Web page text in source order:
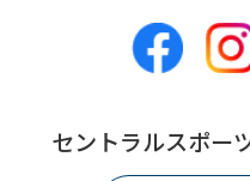
セントラルスポー